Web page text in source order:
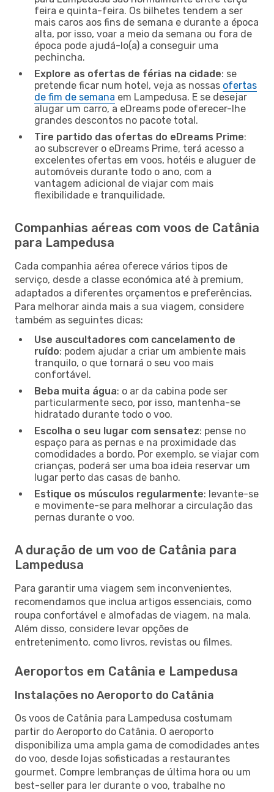
feira e quinta-feira. Os bilhetes tendem a ser
mais caros aos fins de semana e durante a época
alta, por isso, voar a meio da semana ou fora de
época pode ajudá-lo(a) a conseguir uma
pechincha.
Explore as ofertas de férias na cidade: se
pretende ficar num hotel, veja as nossas ofertas
de fim de semana em Lampedusa. E se desejar
alugar um carro, a eDreams pode oferecer-lhe
grandes descontos no pacote total.
Tire partido das ofertas do eDreams Prime:
ao subscrever o eDreams Prime, terá acesso a
excelentes ofertas em voos, hotéis e aluguer de
automóveis durante todo o ano, com a
vantagem adicional de viajar com mais
flexibilidade e tranquilidade.
Companhias aéreas com voos de Catânia
para Lampedusa
Cada companhia aérea oferece vários tipos de
serviço, desde a classe económica até à premium,
adaptados a diferentes orçamentos e preferências.
Para melhorar ainda mais a sua viagem, considere
também as seguintes dicas:
Use auscultadores com cancelamento de
ruído: podem ajudar a criar um ambiente mais
tranquilo, o que tornará o seu voo mais
confortável.
Beba muita água: o ar da cabina pode ser
particularmente seco, por isso, mantenha-se
hidratado durante todo o voo.
Escolha o seu lugar com sensatez: pense no
espaço para as pernas e na proximidade das
comodidades a bordo. Por exemplo, se viajar com
crianças, poderá ser uma boa ideia reservar um
lugar perto das casas de banho.
Estique os músculos regularmente: levante-se
e movimente-se para melhorar a circulação das
pernas durante o voo.
A duração de um voo de Catânia para
Lampedusa
Para garantir uma viagem sem inconvenientes,
recomendamos que inclua artigos essenciais, como
roupa confortável e almofadas de viagem, na mala.
Além disso, considere levar opções de
entretenimento, como livros, revistas ou filmes.
Aeroportos em Catânia e Lampedusa
Instalações no Aeroporto do Catânia
Os voos de Catânia para Lampedusa costumam
partir do Aeroporto do Catânia. O aeroporto
disponibiliza uma ampla gama de comodidades antes
do voo, desde lojas sofisticadas a restaurantes
gourmet. Compre lembranças de última hora ou um
best-seller para ler durante o voo, trabalhe no